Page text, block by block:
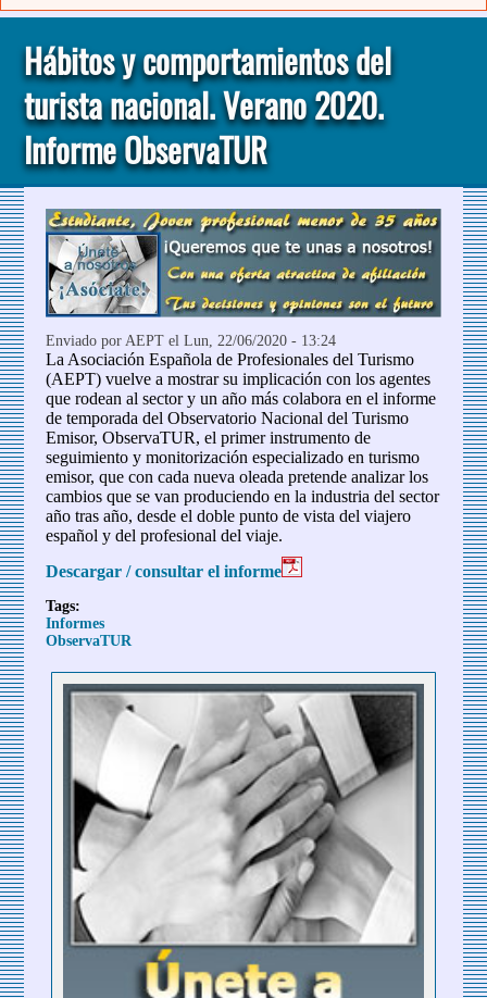
Hábitos y comportamientos del
turista nacional. Verano 2020.
Informe ObservaTUR
Enviado porAEPT el Lun, 22/06/2020 - 13:24
La Asociación Española de Profesionales del Turismo
(AEPT) vuelve a mostrar su implicación con los agentes
que rodean al sector y un año más colabora en el informe
de temporada del Observatorio Nacional del Turismo
Emisor, ObservaTUR, el primer instrumento de
seguimiento y monitorización especializado en turismo
emisor, que con cada nueva oleada pretende analizar los
cambios que se van produciendo en la industria del sector
año tras año, desde el doble punto de vista del viajero
español y del profesional del viaje.
Descargar / consultar el informe
Tags:
Informes
ObservaTUR